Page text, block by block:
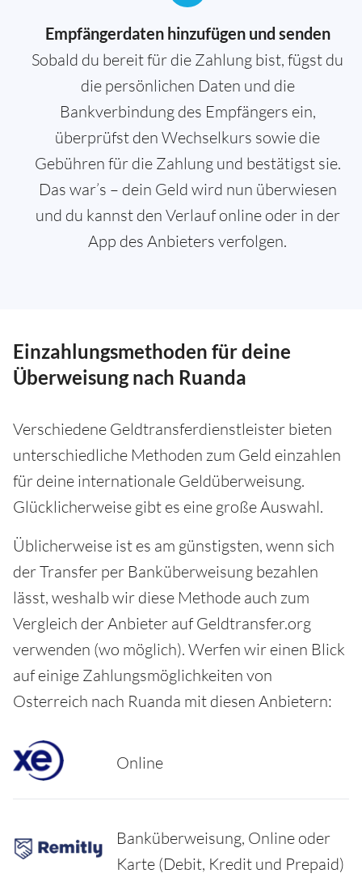
Empfängerdaten hinzufügen und senden
Sobald du bereit für die Zahlung bist, fügst du
die persönlichen Daten und die
Bankverbindung des Empfängers ein,
überprüfst den Wechselkurs sowie die
Gebühren für die Zahlung und bestätigst sie.
Das war’s – dein Geld wird nun überwiesen
und du kannst den Verlauf online oder in der
App des Anbieters verfolgen.
Einzahlungsmethoden für deine
Überweisung nach Ruanda
Verschiedene Geldtransferdienstleister bieten
unterschiedliche Methoden zum Geld einzahlen
für deine internationale Geldüberweisung.
Glücklicherweise gibt es eine große Auswahl.
Üblicherweise ist es am günstigsten, wenn sich
der Transfer per Banküberweisung bezahlen
lässt, weshalb wir diese Methode auch zum
Vergleich der Anbieter auf Geldtransfer.org
verwenden (wo möglich). Werfen wir einen Blick
auf einige Zahlungsmöglichkeiten von
Osterreich nach Ruanda mit diesen Anbietern:
Online
Banküberweisung, Online oder
Karte (Debit, Kredit und Prepaid)